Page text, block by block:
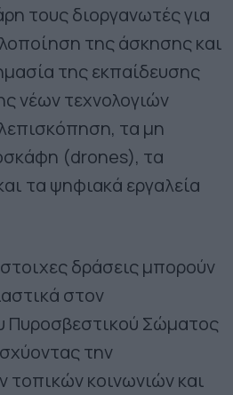
τους διοργανωτές για
της άσκησης και
της εκπαίδευσης
νέων τεχνολογιών
τα μη
(drones), τα
τα ψηφιακά εργαλεία
δράσεις μπορούν
στον
Πυροσβεστικού Σώματος
την
τοπικών κοινωνιών και